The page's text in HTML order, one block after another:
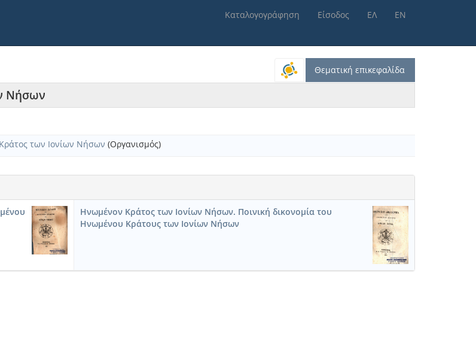
Καταλογογράφηση Είσοδος ΕΛ ΕΝ
Θεματική επικεφαλίδα
Νήσων
των Ιονίων Νήσων (Οργανισμός)
Ηνωμένον Κράτος των Ιονίων Νήσων. Ποινική δικονομία του
Ηνωμένου Κράτους των Ιονίων Νήσων